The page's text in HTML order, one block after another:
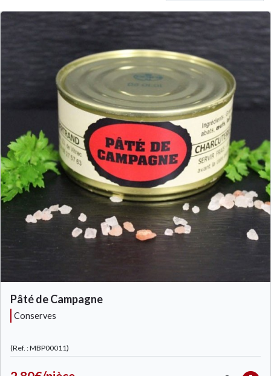
Pâté de Campagne
conserves
(Ref. : MBP00011)